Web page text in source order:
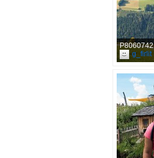
P8060742
g_firlit